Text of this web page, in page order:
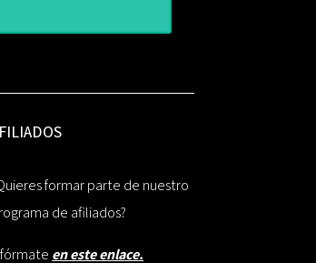
formar parte de nuestro
de afiliados?
en este enlace.